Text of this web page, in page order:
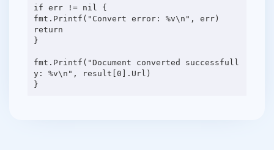
if err != nil {
fmt.Printf("Convert error: %v\n", err)
return
}
fmt.Printf("Document converted successfull
y: %v\n", result[0].Url)